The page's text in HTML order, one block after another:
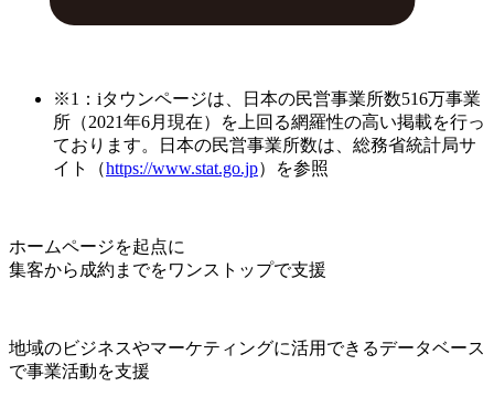
※1：iタウンページは、日本の民営事業所数516万事業
所（2021年6月現在）を上回る網羅性の高い掲載を行っ
ております。日本の民営事業所数は、総務省統計局サ
イト（https://www.stat.go.jp）を参照
ホームページを起点に
集客から成約までをワンストップで支援
地域のビジネスやマーケティングに活用できるデータベース
で事業活動を支援